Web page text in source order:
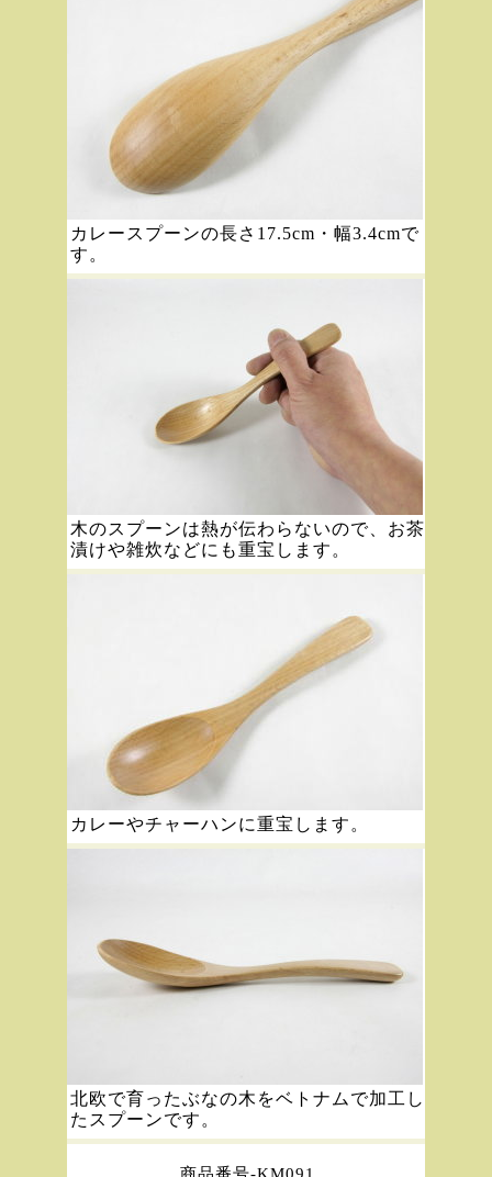
カレースプーンの長さ17.5cm・幅3.4cmで
す。
木のスプーンは熱が伝わらないので、お茶
漬けや雑炊などにも重宝します。
カレーやチャーハンに重宝します。
北欧で育ったぶなの木をベトナムで加工し
たスプーンです。